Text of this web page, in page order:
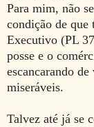
Para mim, não
condição de que
Executivo (PL
posse e o
escancarando
miseráveis.
Talvez até já se